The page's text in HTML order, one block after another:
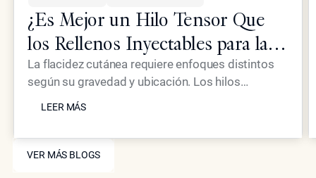
VER MÁS BLOGS
VER MÁS BLOGS
¿Es Mejor un Hilo Tensor Que
los Rellenos Inyectables para la
Piel Flácida?
La flacidez cutánea requiere enfoques distintos
según su gravedad y ubicación. Los hilos
tensores proporcionan un efecto mecánico de
avanzados como Neustem ofrecen restauración
de volumen y estimulación de colágeno para un
LEER MÁS
LEER MÁS